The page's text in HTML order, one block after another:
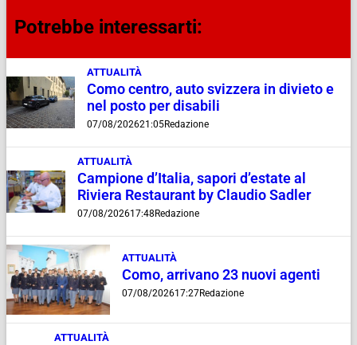
Potrebbe interessarti:
ATTUALITÀ
Como centro, auto svizzera in divieto e
nel posto per disabili
07/08/202621:05Redazione
ATTUALITÀ
Campione d’Italia, sapori d’estate al
Riviera Restaurant by Claudio Sadler
07/08/202617:48 Redazione
ATTUALITÀ
Como, arrivano 23 nuovi agenti
07/08/202617:27Redazione
ATTUALITÀ